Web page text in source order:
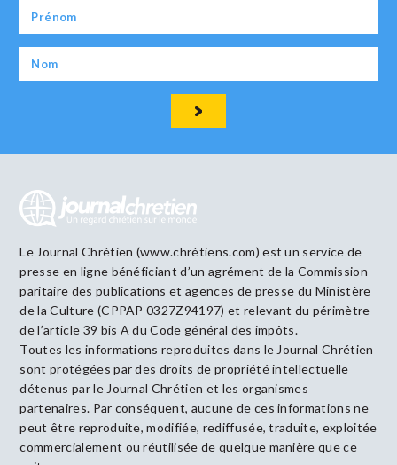
Le Journal Chrétien (www.chrétiens.com) est un service de
presse en ligne bénéficiant d’un agrément de la Commission
paritaire des publications et agences de presse du Ministère
de la Culture (CPPAP 0327Z94197) et relevant du périmètre
de l’article 39 bis A du Code général des impôts.
Toutes les informations reproduites dans le Journal Chrétien
sont protégées par des droits de propriété intellectuelle
détenus par le Journal Chrétien et les organismes
partenaires. Par conséquent, aucune de ces informations ne
peut être reproduite, modifiée, rediffusée, traduite, exploitée
commercialement ou réutilisée de quelque manière que ce